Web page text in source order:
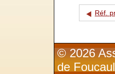
Réf.
© 2026
de